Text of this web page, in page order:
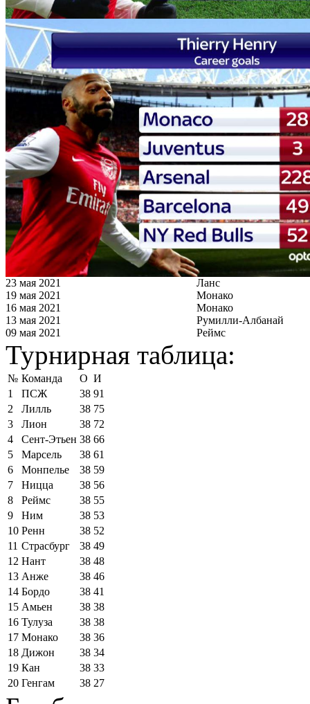
23 мая 2021
Ланс
19 мая 2021
Монако
16 мая 2021
Монако
13 мая 2021
Румилли-Албанай
09 мая 2021
Реймс
Турнирная таблица:
№ Команда О И
1
ПСЖ 38 91
2
Лилль 38 75
3
Лион 38 72
4
Сент-Этьен 38 66
5
Марсель 38 61
6
Монпелье 38 59
7
Ницца 38 56
8
Реймс 38 55
9
Ним 38 53
10 Ренн 38 52
11 Страсбург 38 49
12 Нант 38 48
13 Анже 38 46
14 Бордо 38 41
15 Амьен 38 38
16 Тулуза 38 38
17 Монако 38 36
18 Дижон 38 34
19 Кан 38 33
20 Генгам 38 27